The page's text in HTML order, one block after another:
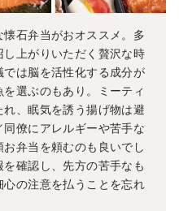
石弁当がおオススメ。多
上がりいただく贅沢な時
は脳を活性化する成分が
選ぶのもあり。ミーティ
、眠気を誘う揚げ物は避
僚にアレルギーや苦手な
弁当を頼むのも良いでし
確認し、先方の苦手なも
の注意を払うことを忘れ